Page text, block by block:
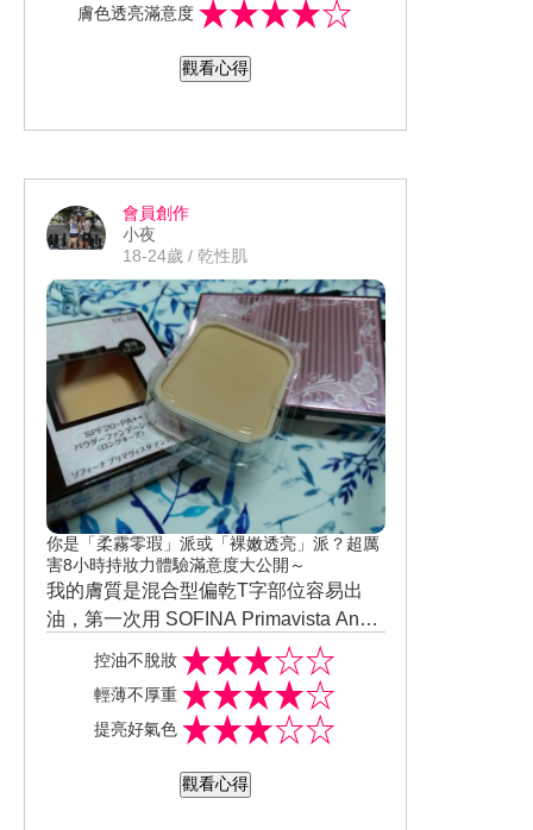
濕力鎖水能力及水潤感上升，肌膚變得
的晚安面膜， 那新一代就是適合冬天使
亮 GET ! 還多了【益膚微生態平衡科
油光， 肌膚看起來也更透亮， 真的是大
膚色透亮滿意度
觀看心得
會員創作
小夜
18-24歲 / 乾性肌
你是「柔霧零瑕」派或「裸嫩透亮」派？超厲
害8小時持妝力體驗滿意度大公開～
我的膚質是混合型偏乾T字部位容易出
油，第一次用 SOFINA Primavista Ange
漾緁 輕妝綺肌長效粉餅 上妝我只有做簡
單的保濕，上完妝後眼周部位很乾，眼
周的細紋會卡粉，但其他部位例如：毛
孔、鼻翼、嘴角都不會卡粉，還有修飾
黃但上完妝後臉部的氣色明顯變好膚色
控油不脫妝
輕薄不厚重
提亮好氣色
觀看心得